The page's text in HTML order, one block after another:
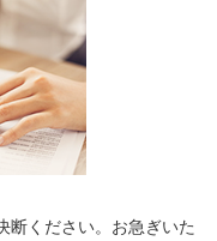
断ください。お急ぎいた